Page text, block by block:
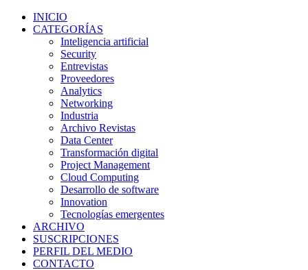
INICIO
CATEGORÍAS
Inteligencia artificial
Security
Entrevistas
Proveedores
Analytics
Networking
Industria
Archivo Revistas
Data Center
Transformación digital
Project Management
Cloud Computing
Desarrollo de software
Innovation
Tecnologías emergentes
ARCHIVO
SUSCRIPCIONES
PERFIL DEL MEDIO
CONTACTO